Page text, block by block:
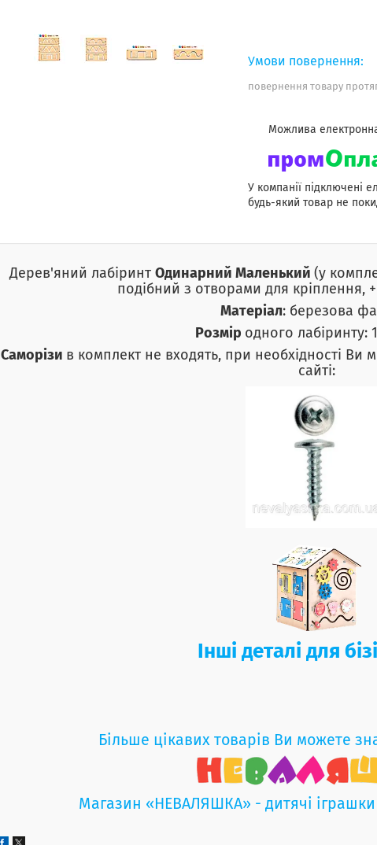
повернення товару
У компанії підключені
будь-який товар не
Дерев'яний лабіринт Одинарний Маленький (у
подібний з отворами для кріплення, +
Матеріал: березова
Розмір одного лабіринту:
Саморізи в комплект не входять, при необхідності
сайті:
Інші деталі для
Більше цікавих товарів Ви можете
Магазин «НЕВАЛЯШКА» - дитячі